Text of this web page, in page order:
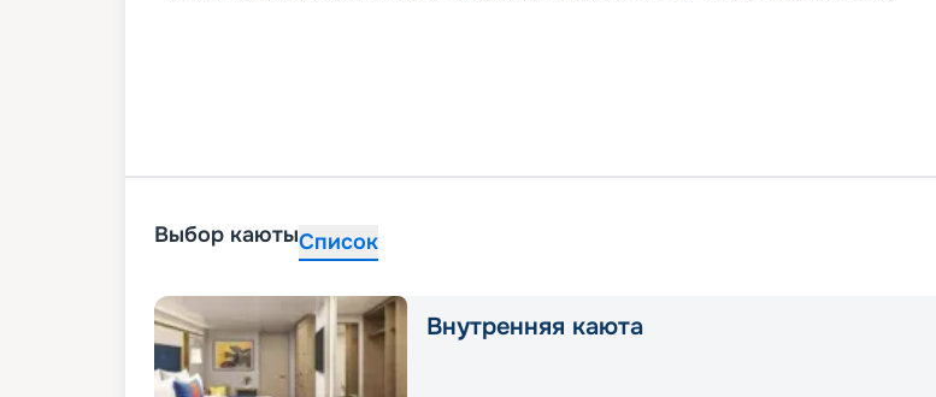
Выбор каютыСписок
Внутренняя каюта